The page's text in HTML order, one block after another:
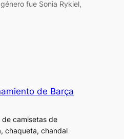
fue Sonia Rykiel,
de Barça
de camisetas de
chaqueta, chandal